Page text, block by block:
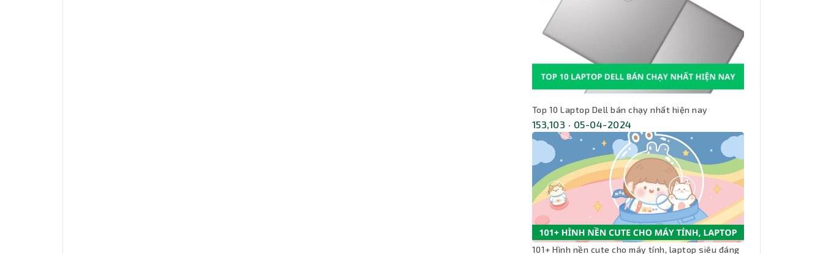
Top 10 Laptop Dell bán chạy nhất hiện nay
153,103 · 05-04-2024
101+ Hình nền cute cho máy tính, laptop siêu đáng